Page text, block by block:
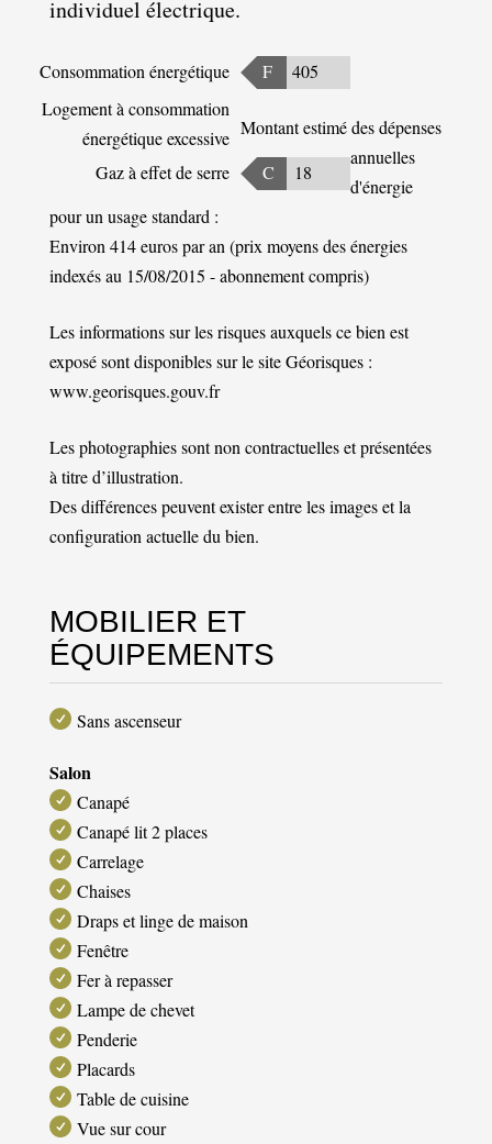
individuel électrique.
Consommation énergétique F
405
Logement à consommation
énergétique excessive
Gaz à effet de serre
C 18
Montant estimé des dépenses
annuelles
d'énergie
pour un usage standard :
Environ 414 euros par an (prix moyens des énergies
indexés au 15/08/2015 - abonnement compris)
Les informations sur les risques auxquels ce bien est
exposé sont disponibles sur le site Géorisques :
www.georisques.gouv.fr
Les photographies sont non contractuelles et présentées
à titre d’illustration.
Des différences peuvent exister entre les images et la
configuration actuelle du bien.
MOBILIER ET
ÉQUIPEMENTS
Sans ascenseur
Salon
Canapé
Canapé lit 2 places
Carrelage
Chaises
Draps et linge de maison
Fenêtre
Fer à repasser
Lampe de chevet
Penderie
Placards
Table de cuisine
Vue sur cour